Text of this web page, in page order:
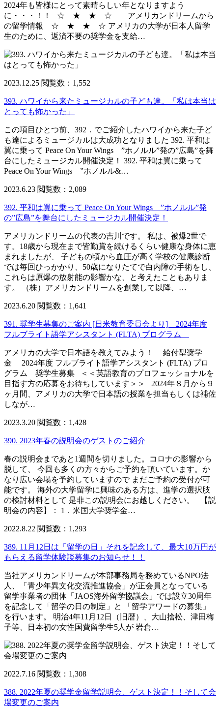
2024年も皆様にとって素晴らしい年となりますよう
に・・・！！ ☆ ★ ★ ☆ アメリカンドリームから
の留学情報 ☆ ★ ★ ☆ アメリカの大学が日本人留学
生のために、返済不要の奨学金を支給…
2023.12.25 閲覧数：1,552
393. ハワイから来たミュージカルの子ども達。「私は本当は
とっても怖かった」
この項目ひとつ前、392．でご紹介したハワイから来た子ど
も達によるミュージカルは大成功となりました 392. 平和は
翼に乗って Peace On Your Wings ”ホノルル”発の”広島”を舞
台にしたミュージカル開催決定！ 392. 平和は翼に乗って
Peace On Your Wings ”ホノルル&…
2023.6.23 閲覧数：2,089
392. 平和は翼に乗って Peace On Your Wings ”ホノルル”発
の”広島”を舞台にしたミュージカル開催決定！
アメリカンドリームの代表の吉川です。 私は、被爆2世で
す。18歳から現在まで皆勤賞を続けるくらい健康な身体に恵
まれましたが、 子どもの頃から血圧が高く学校の健康診断
では毎回ひっかかり、50歳になりたてで白内障の手術をし、
これらは原爆の放射能の影響かな、と考えたこともありま
す。 （株）アメリカンドリームを創業して以降、…
2023.6.20 閲覧数：1,641
391. 奨学生募集のご案内 [日米教育委員会より] 2024年度
フルブライト語学アシスタント (FLTA) プログラム
アメリカの大学で日本語を教えてみよう！ 給付型奨学
金 2024年度 フルブライト語学アシスタント (FLTA) プロ
グラム 奨学生募集 ＜＜英語教育のプロフェッショナルを
目指す方の応募をお待ちしています＞＞ 2024年８月から９
ヶ月間、アメリカの大学で日本語の授業を担当もしくは補佐
しなが…
2023.3.20 閲覧数：1,428
390. 2023年春の説明会のゲストのご紹介
春の説明会まであと1週間を切りました。コロナの影響から
脱して、 今回も多くの方々からご予約を頂いています。か
なり広い会場を予約していますので まだご予約の受付が可
能です。 海外の大学留学に興味のある方は、進学の選択肢
の検討材料として 是非この説明会にお越しください。 【説
明会の内容】： 1．米国大学奨学金…
2022.8.22 閲覧数：1,293
389. 11月12日は「留学の日」それを記念して、最大10万円が
もらえる留学体験談募集のお知らせ！！
当社アメリカンドリームが本部事務局を務めているNPO法
人、「青少年異文化交流推進協会」が正会員となっている
留学事業者の団体「JAOS海外留学協議会」では設立30周年
を記念して「留学の日の制定」と 「留学アワードの募集」
を行います。 明治4年11月12日（旧暦）、大山捨松、津田梅
子等、日本初の女性国費留学生5人が 岩倉…
2022.7.16 閲覧数：1,308
388. 2022年夏の奨学金留学説明会、ゲスト決定！！そして会
場変更のご案内